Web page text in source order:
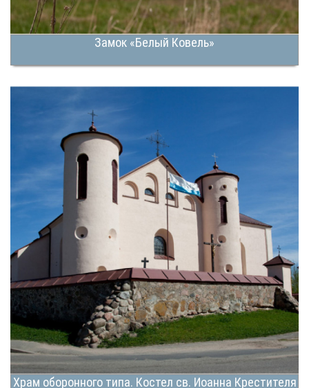
Замок «Белый Ковель»
Храм оборонного типа. Костел св. Иоанна Крестителя